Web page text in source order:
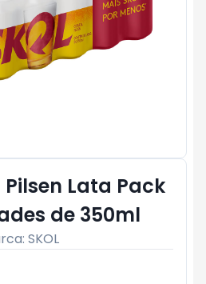
Pilsen Lata Pack
de 350ml
SKOL